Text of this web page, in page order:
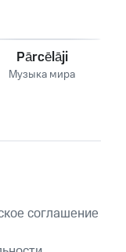
Pārcēlāji
Музыка мира
соглашение